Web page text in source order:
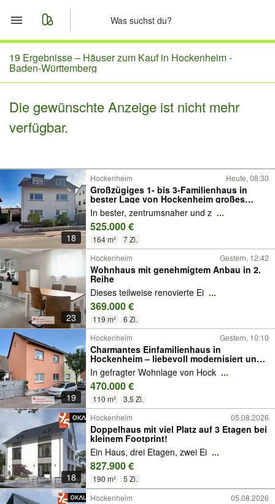
Start
Merkliste
Nachrichten
19 Ergebnisse – Häuser zum Kauf in Hockenheim -
Baden-Württemberg
Die gewünschte Anzeige ist nicht mehr
verfügbar.
18
Hockenheim Heute, 08:30
Großzügiges 1- bis 3-Familienhaus in
bester Lage von Hockenheim großes
Grundstück und viel Potenzial
In bester, zentrumsnaher und z ...
525.000 €
164 m² 7 Zi.
23
Hockenheim Gestern, 12:42
Wohnhaus mit genehmigtem Anbau in 2.
Reihe
Dieses teilweise renovierte Ei ...
369.000 €
119 m² 6 Zi.
19
Hockenheim Gestern, 10:10
Charmantes Einfamilienhaus in
Hockenheim – liebevoll modernisiert und
sofort zum Wohlfühlen
In gefragter Wohnlage von Hock ...
470.000 €
110 m² 3,5 Zi.
18
Hockenheim 05.08.2026
Doppelhaus mit viel Platz auf 3 Etagen bei
kleinem Footprint!
Ein Haus, drei Etagen, zwei Ei ...
827.900 €
190 m² 5 Zi.
Hockenheim 05.08.2026